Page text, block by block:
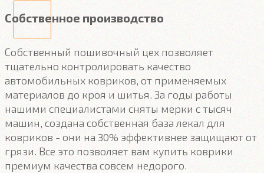
Собственное производство
Собственный пошивочный цех позволяет
тщательно контролировать качество
автомобильных ковриков, от применяемых
материалов до кроя и шитья. За годы работы
нашими специалистами сняты мерки с тысяч
машин, создана собственная база лекал для
ковриков - они на 30% эффективнее защищают от
грязи. Все это позволяет вам купить коврики
премиум качества совсем недорого.